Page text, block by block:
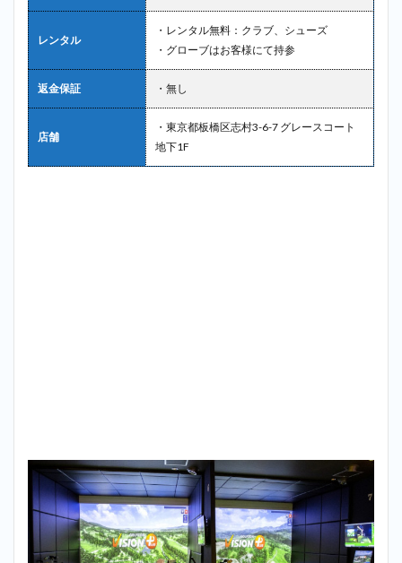
9位：
サン
クチ
ュア
リゴ
＿地
下鉄
成増
3
レンタル
・レンタル無料：クラブ、シューズ
・グローブはお客様にて持参
返金保証 ・無し
店舗
・東京都板橋区志村3-6-7 グレースコート
地下1F